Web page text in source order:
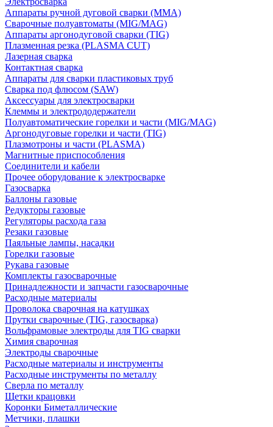
Аппараты ручной дуговой сварки (MMA)
Сварочные полуавтоматы (MIG/MAG)
Аппараты аргонодуговой сварки (TIG)
Плазменная резка (PLASMA CUT)
Лазерная сварка
Контактная сварка
Аппараты для сварки пластиковых труб
Сварка под флюсом (SAW)
Аксессуары для электросварки
Клеммы и электрододержатели
Полуавтоматические горелки и части (MIG/MAG)
Аргонодуговые горелки и части (TIG)
Плазмотроны и части (PLASMA)
Магнитные приспособления
Соединители и кабели
Прочее оборудование к электросварке
Газосварка
Баллоны газовые
Редукторы газовые
Регуляторы расхода газа
Резаки газовые
Паяльные лампы, насадки
Горелки газовые
Рукава газовые
Комплекты газосварочные
Принадлежности и запчасти газосварочные
Расходные материалы
Проволока сварочная на катушках
Прутки сварочные (TIG, газосварка)
Вольфрамовые электроды для TIG сварки
Химия сварочная
Электроды сварочные
Расходные материалы и инструменты
Расходные инструменты по металлу
Сверла по металлу
Щетки крацовки
Коронки Биметаллические
Метчики, плашки